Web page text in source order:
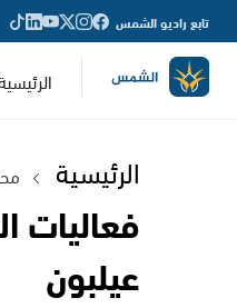
تابع راديو الشمس
الرئيسية
فعاليات
عيلبون